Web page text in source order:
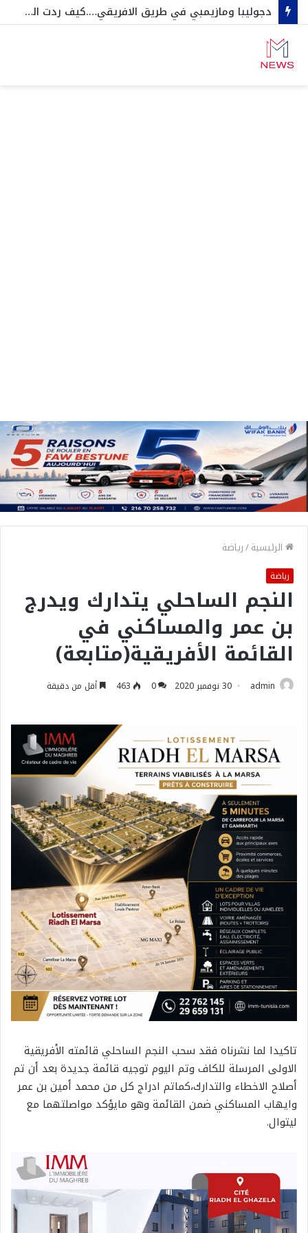
دجوليبا ومازيمبي في طريق الافريقي….كيف ردت الهيئة والإطار الفني الفعل… وتحركات عاجلة لحسم هذه الصفقات ….
الرئيسية/رياضة
رياضة
النجم الساحلي يتدارك ويدرج
بن عمر والمساكني في
القائمة الأفريقية(متابعة)
admin 30 نوفمبر 2020 0
463 أقل من دقيقة
تاكيدا لما نشرناه فقد سحب النجم الساحلي قائمته الأفريقية
الاولى المرسلة للكاف وتم اليوم توجيه قائمة جديدة بعد أن تم
أصلاح الاخطاء والتدارك،كماتم ادراج كل من محمد أمين بن عمر
وايهاب المساكني ضمن القائمة وهو مايؤكد مواصلتهما مع
ليتوال.